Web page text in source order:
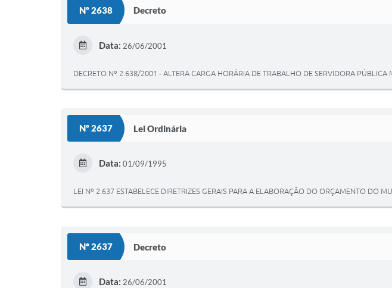
Nº 2638 Decreto
Data: 26/06/2001
DECRETO Nº 2.638/2001 - ALTERA CARGA HORÁRIA DE TRABALHO DE SERVIDORA PÚBLICA
Nº 2637 Lei Ordinária
Data: 01/09/1995
LEI Nº 2.637 ESTABELECE DIRETRIZES GERAIS PARA A ELABORAÇÃO DO ORÇAMENTO DO
Nº 2637 Decreto
Data: 26/06/2001